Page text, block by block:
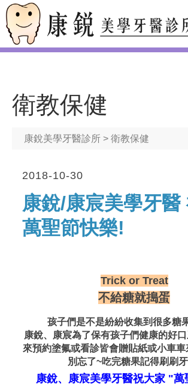
衛教保健
康銳美學牙醫診所 > 衛教保健
2018-10-30
康銳/康宸美學牙醫
萬聖節快樂!
Trick or Treat
不給糖就搗蛋
孩子們是不是紛紛收集到很多糖
康銳、康宸為了保有孩子們健康的好
來預約塗氟或看診皆會贈貼紙或小車
別忘了~吃完糖果記得刷刷
康銳、康宸美學牙醫祝大家 "萬